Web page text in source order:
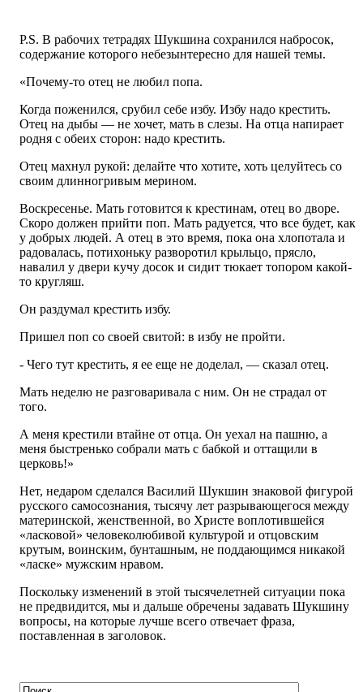
P.S. В рабочих тетрадях Шукшина сохранился набросок,
содержание которого небезынтересно для нашей темы.
«Почему-то отец не любил попа.
Когда поженился, срубил себе избу. Избу надо крестить.
Отец на дыбы — не хочет, мать в слезы. На отца напирает
родня с обеих сторон: надо крестить.
Отец махнул рукой: делайте что хотите, хоть целуйтесь со
своим длинногривым мерином.
Воскресенье. Мать готовится к крестинам, отец во дворе.
Скоро должен прийти поп. Мать радуется, что все будет, как
у добрых людей. А отец в это время, пока она хлопотала и
радовалась, потихоньку разворотил крыльцо, прясло,
навалил у двери кучу досок и сидит тюкает топором какой-
то кругляш.
Он раздумал крестить избу.
Пришел поп со своей свитой: в избу не пройти.
- Чего тут крестить, я ее еще не доделал, — сказал отец.
Мать неделю не разговаривала с ним. Он не страдал от
того.
А меня крестили втайне от отца. Он уехал на пашню, а
меня быстренько собрали мать с бабкой и оттащили в
церковь!»
Нет, недаром сделался Василий Шукшин знаковой фигурой
русского самосознания, тысячу лет разрывающегося между
материнской, женственной, во Христе воплотившейся
«ласковой» человеколюбивой культурой и отцовским
крутым, воинским, бунташным, не поддающимся никакой
«ласке» мужским нравом.
Поскольку изменений в этой тысячелетней ситуации пока
не предвидится, мы и дальше обречены задавать Шукшину
вопросы, на которые лучше всего отвечает фраза,
поставленная в заголовок.